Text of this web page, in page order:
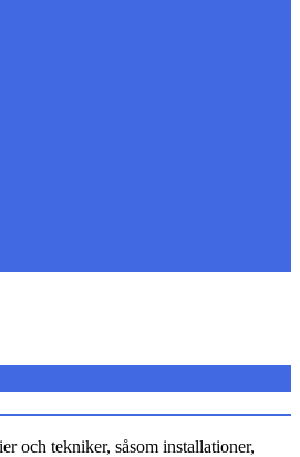
och tekniker, såsom installationer,